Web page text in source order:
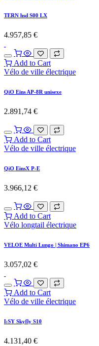
TERN hsd S00 LX
4.957,85 €
Add to Cart
Vélo de ville électrique
QiO Eins AP-8R unisexe
2.891,74 €
Add to Cart
Vélo de ville électrique
QiO EinsX P-E
3.966,12 €
Add to Cart
Vélo longtail électrique
VELOE Multi Lungo | Shimano EP6
3.057,02 €
Add to Cart
Vélo de ville électrique
I:SY Skyfly S10
4.131,40 €